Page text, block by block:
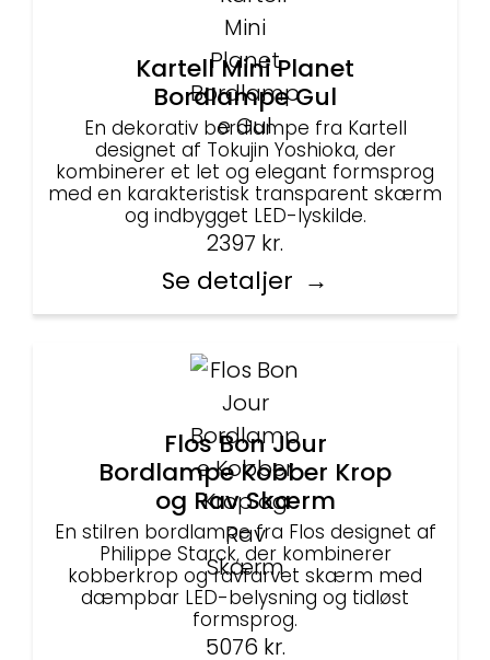
Kartell Mini Planet
Bordlampe Gul
En dekorativ bordlampe fra Kartell
designet af Tokujin Yoshioka, der
kombinerer et let og elegant formsprog
med en karakteristisk transparent skærm
og indbygget LED-lyskilde.
2397 kr.
Se detaljer
Flos Bon Jour
Bordlampe Kobber Krop
og Rav Skærm
En stilren bordlampe fra Flos designet af
Philippe Starck, der kombinerer
kobberkrop og ravfarvet skærm med
dæmpbar LED-belysning og tidløst
formsprog.
5076 kr.